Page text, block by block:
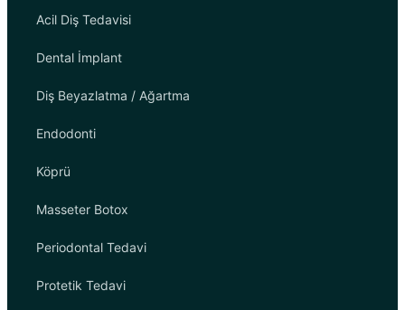
Acil Diş Tedavisi
Dental İmplant
Diş Beyazlatma / Ağartma
Endodonti
Köprü
Masseter Botox
Periodontal Tedavi
Protetik Tedavi